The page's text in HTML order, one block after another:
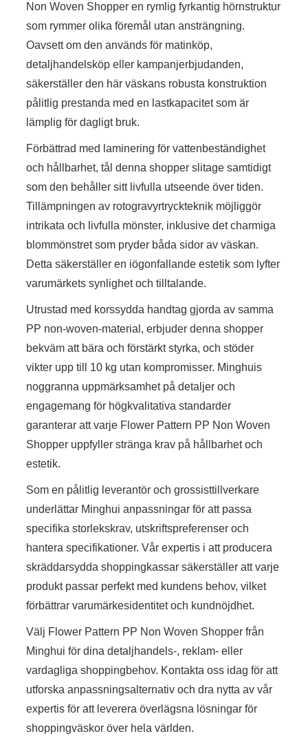
Non Woven Shopper en rymlig fyrkantig hörnstruktur
som rymmer olika föremål utan ansträngning.
Oavsett om den används för matinköp,
detaljhandelsköp eller kampanjerbjudanden,
säkerställer den här väskans robusta konstruktion
pålitlig prestanda med en lastkapacitet som är
lämplig för dagligt bruk.
Förbättrad med laminering för vattenbeständighet
och hållbarhet, tål denna shopper slitage samtidigt
som den behåller sitt livfulla utseende över tiden.
Tillämpningen av rotogravyrtryckteknik möjliggör
intrikata och livfulla mönster, inklusive det charmiga
blommönstret som pryder båda sidor av väskan.
Detta säkerställer en iögonfallande estetik som lyfter
varumärkets synlighet och tilltalande.
Utrustad med korssydda handtag gjorda av samma
PP non-woven-material, erbjuder denna shopper
bekväm att bära och förstärkt styrka, och stöder
vikter upp till 10 kg utan kompromisser. Minghuis
noggranna uppmärksamhet på detaljer och
engagemang för högkvalitativa standarder
garanterar att varje Flower Pattern PP Non Woven
Shopper uppfyller stränga krav på hållbarhet och
estetik.
Som en pålitlig leverantör och grossisttillverkare
underlättar Minghui anpassningar för att passa
specifika storlekskrav, utskriftspreferenser och
hantera specifikationer. Vår expertis i att producera
skräddarsydda shoppingkassar säkerställer att varje
produkt passar perfekt med kundens behov, vilket
förbättrar varumärkesidentitet och kundnöjdhet.
Välj Flower Pattern PP Non Woven Shopper från
Minghui för dina detaljhandels-, reklam- eller
vardagliga shoppingbehov. Kontakta oss idag för att
utforska anpassningsalternativ och dra nytta av vår
expertis för att leverera överlägsna lösningar för
shoppingväskor över hela världen.